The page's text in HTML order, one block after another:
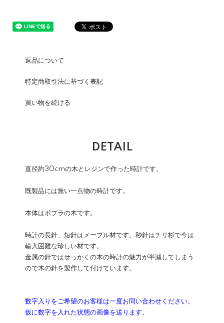
返品について
特定商取引法に基づく表記
買い物を続ける
DETAIL
直径約30cmの木とレジンで作った時計です。
既製品には無い一点物の時計です。
本体はポプラの木です。
時計の長針、短針はメープル材です。秒針はチリ杉で今は
輸入困難な珍しい材です。
金属の針ではせっかくの木の時計の魅力が半減してしまう
ので木の針を製作して付けています。
数字入りをご希望のお客様は一度お問い合わせください。
仮に数字を入れた状態の画像を送ります。